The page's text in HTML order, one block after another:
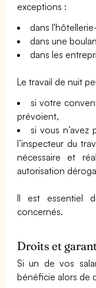
exceptions :
dans
dans une
dans les
Le travail de nuit
si votre
prévoient,
si vous
l’inspecteur du
nécessaire et
autorisation
Il est essentiel
concernés.
Droits et
Si un de vos
bénéficie alors de